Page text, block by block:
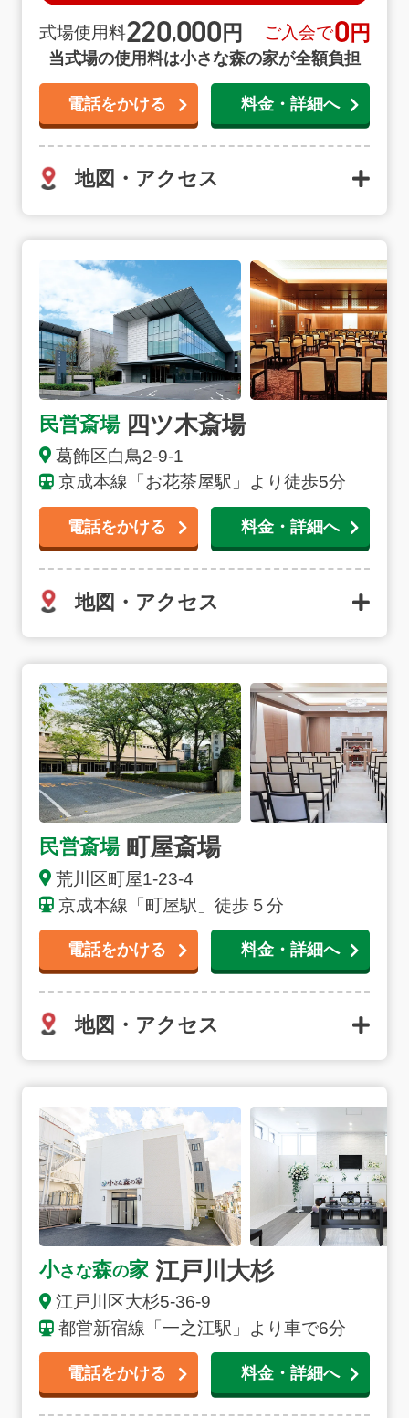
式場使用料220,000円 ご入会で0円
当式場の使用料は小さな森の家が全額負担
電話をかける 料金・詳細へ
地図・アクセス
民営斎場 四ツ木斎場
葛飾区白鳥2-9-1
京成本線「お花茶屋駅」より徒歩5分
電話をかける 料金・詳細へ
地図・アクセス
民営斎場 町屋斎場
荒川区町屋1-23-4
京成本線「町屋駅」徒歩５分
電話をかける 料金・詳細へ
地図・アクセス
小さな森の家 江戸川大杉
江戸川区大杉5-36-9
都営新宿線「一之江駅」より車で6分
電話をかける 料金・詳細へ